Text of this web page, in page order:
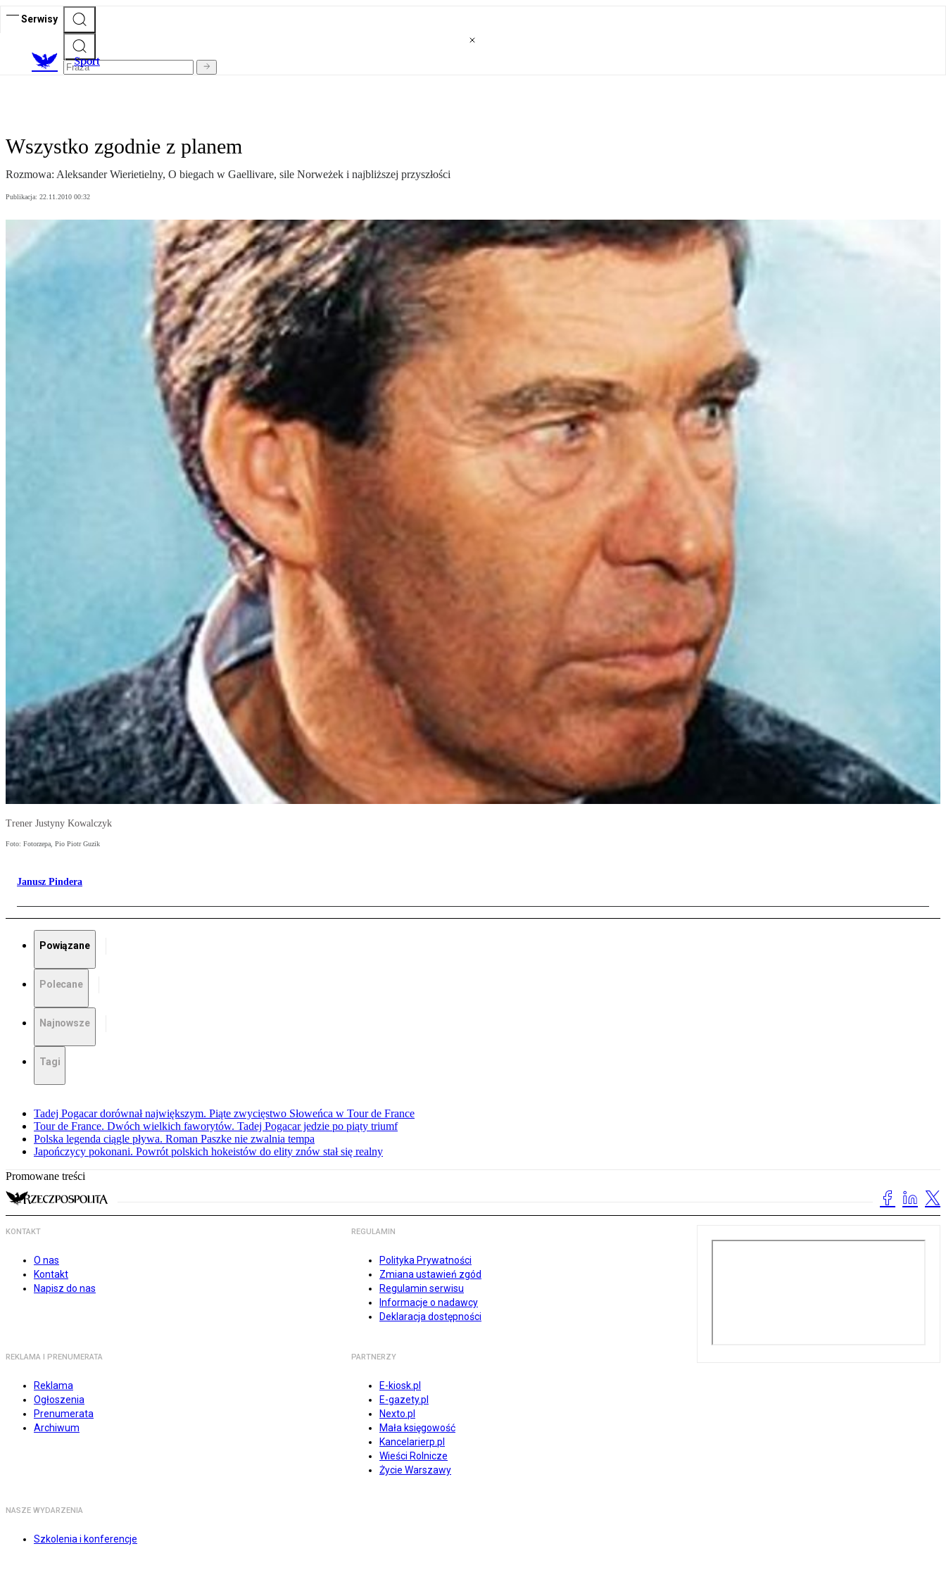
Serwisy
Sport
Wszystko zgodnie z planem
Rozmowa: Aleksander Wierietielny, O biegach w Gaellivare, sile Norweżek i najbliższej przyszłości
Publikacja: 22.11.2010 00:32
Trener Justyny Kowalczyk
Foto: Fotorzepa, Pio Piotr Guzik
Janusz Pindera
Powiązane
Polecane
Najnowsze
Tagi
Tadej Pogacar dorównał największym. Piąte zwycięstwo Słoweńca w Tour de France
Tour de France. Dwóch wielkich faworytów. Tadej Pogacar jedzie po piąty triumf
Polska legenda ciągle pływa. Roman Paszke nie zwalnia tempa
Japończycy pokonani. Powrót polskich hokeistów do elity znów stał się realny
Promowane treści
KONTAKT
O nas
Kontakt
Napisz do nas
REGULAMIN
Polityka Prywatności
Zmiana ustawień zgód
Regulamin serwisu
Informacje o nadawcy
Deklaracja dostępności
REKLAMA I PRENUMERATA
Reklama
Ogłoszenia
Prenumerata
Archiwum
PARTNERZY
E-kiosk.pl
E-gazety.pl
Nexto.pl
Mała księgowość
Kancelarierp.pl
Wieści Rolnicze
Życie Warszawy
NASZE WYDARZENIA
Szkolenia i konferencje